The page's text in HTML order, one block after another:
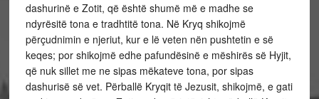
dashurinë e Zotit, që është shumë më e madhe se
ndyrësitë tona e tradhtitë tona. Në Kryq shikojmë
përçudnimin e njeriut, kur e lë veten nën pushtetin e së
keqes; por shikojmë edhe pafundësinë e mëshirës së Hyjit,
që nuk sillet me ne sipas mëkateve tona, por sipas
dashurisë së vet. Përballë Kryqit të Jezusit, shikojmë, e gati